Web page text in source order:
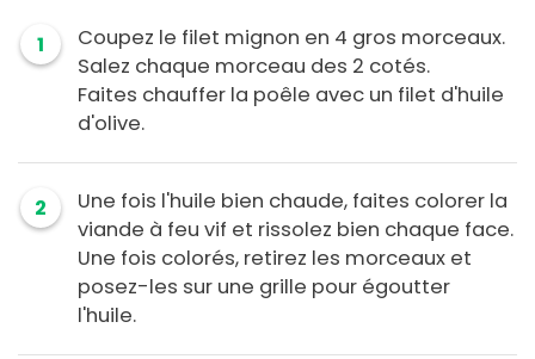
1
Coupez le filet mignon en 4 gros morceaux.
Salez chaque morceau des 2 cotés.
Faites chauffer la poêle avec un filet d'huile
d'olive.
2
Une fois l'huile bien chaude, faites colorer la
viande à feu vif et rissolez bien chaque face.
Une fois colorés, retirez les morceaux et
posez-les sur une grille pour égoutter
l'huile.